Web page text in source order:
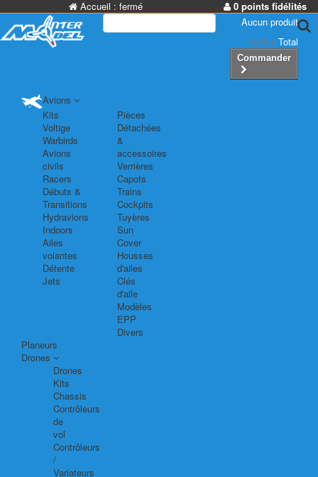
Accueil : fermé
0 points fidélités
Aucun produit
0,00 € Total
Commander
Avions
Kits
Voltige
Warbirds
Avions
civils
Racers
Débuts &
Transitions
Hydravions
Indoors
Ailes
volantes
Détente
Jets
Pièces
Détachées
&
accessoires
Verrières
Capots
Trains
Cockpits
Tuyères
Sun
Cover
Housses
d'ailes
Clés
d'aile
Modèles
EPP
Divers
Planeurs
Drones
Drones
Kits
Chassis
Contrôleurs
de
vol
Contrôleurs
/
Variateurs